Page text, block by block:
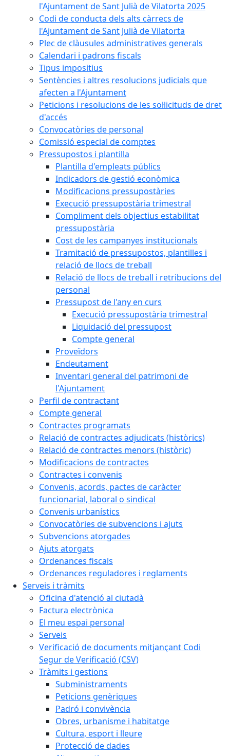
l'Ajuntament de Sant Julià de Vilatorta 2025
Codi de conducta dels alts càrrecs de
l'Ajuntament de Sant Julià de Vilatorta
Plec de clàusules administratives generals
Calendari i padrons fiscals
Tipus impositius
Sentències i altres resolucions judicials que
afecten a l'Ajuntament
Peticions i resolucions de les sol·licituds de dret
d'accés
Convocatòries de personal
Comissió especial de comptes
Pressupostos i plantilla
Plantilla d'empleats públics
Indicadors de gestió econòmica
Modificacions pressupostàries
Execució pressupostària trimestral
Compliment dels objectius estabilitat
pressupostària
Cost de les campanyes institucionals
Tramitació de pressupostos, plantilles i
relació de llocs de treball
Relació de llocs de treball i retribucions del
personal
Pressupost de l'any en curs
Execució pressupostària trimestral
Liquidació del pressupost
Compte general
Proveïdors
Endeutament
Inventari general del patrimoni de
l'Ajuntament
Perfil de contractant
Compte general
Contractes programats
Relació de contractes adjudicats (històrics)
Relació de contractes menors (històric)
Modificacions de contractes
Contractes i convenis
Convenis, acords, pactes de caràcter
funcionarial, laboral o sindical
Convenis urbanístics
Convocatòries de subvencions i ajuts
Subvencions atorgades
Ajuts atorgats
Ordenances fiscals
Ordenances reguladores i reglaments
Serveis i tràmits
Oficina d'atenció al ciutadà
Factura electrònica
El meu espai personal
Serveis
Verificació de documents mitjançant Codi
Segur de Verificació (CSV)
Tràmits i gestions
Subministraments
Peticions genèriques
Padró i convivència
Obres, urbanisme i habitatge
Cultura, esport i lleure
Protecció de dades